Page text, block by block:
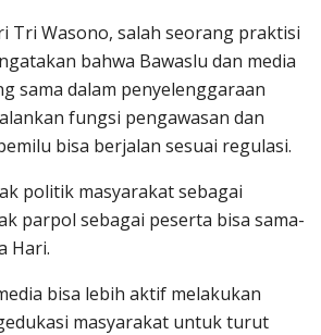
Tri Wasono, salah seorang praktisi
bahwa Bawaslu dan media
sama dalam penyelenggaraan
fungsi pengawasan dan
bisa berjalan sesuai regulasi.
politik masyarakat sebagai
parpol sebagai peserta bisa sama-
Hari.
bisa lebih aktif melakukan
masyarakat untuk turut